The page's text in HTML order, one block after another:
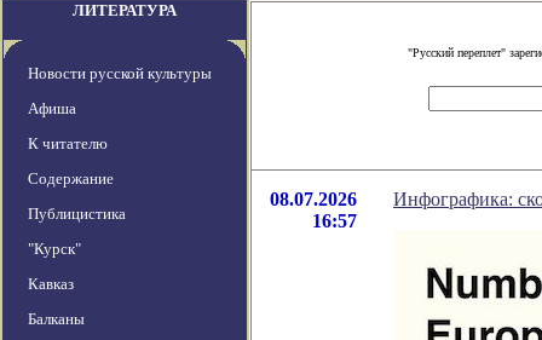
ЛИТЕРАТУРА
Новости русской культуры
Афиша
К читателю
Содержание
Публицистика
"Курск"
Кавказ
Балканы
"Русский переплет"
08.07.2026
16:57
Инфографика: